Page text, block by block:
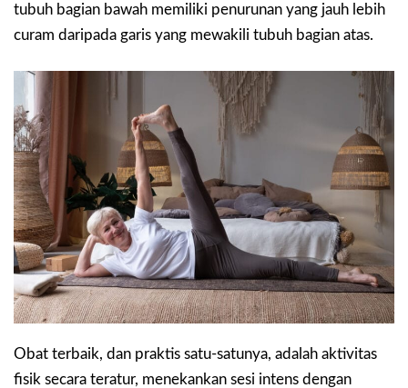
tubuh bagian bawah memiliki penurunan yang jauh lebih
curam daripada garis yang mewakili tubuh bagian atas.
Obat terbaik, dan praktis satu-satunya, adalah aktivitas
fisik secara teratur, menekankan sesi intens dengan